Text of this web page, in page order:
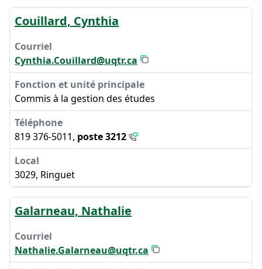
Couillard, Cynthia
Cynthia.Couillard@uqtr.ca
Commis à la gestion des études
819 376-5011, poste 3212
3029, Ringuet
Galarneau, Nathalie
Nathalie.Galarneau@uqtr.ca